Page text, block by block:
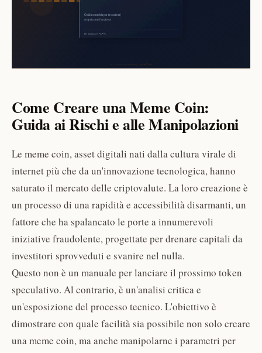
Come Creare una Meme Coin:
Guida ai Rischi e alle Manipolazioni
Le meme coin, asset digitali nati dalla cultura virale di
internet più che da un'innovazione tecnologica, hanno
saturato il mercato delle criptovalute. La loro creazione è
un processo di una rapidità e accessibilità disarmanti, un
fattore che ha spalancato le porte a innumerevoli
iniziative fraudolente, progettate per drenare capitali da
investitori sprovveduti e svanire nel nulla.
Questo non è un manuale per lanciare il prossimo token
speculativo. Al contrario, è un'analisi critica e
un'esposizione del processo tecnico. L'obiettivo è
dimostrare con quale facilità sia possibile non solo creare
una meme coin, ma anche manipolarne i parametri per